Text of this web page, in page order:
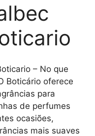
– No que
Boticário oferece
para
de perfumes
ocasiões,
mais suaves